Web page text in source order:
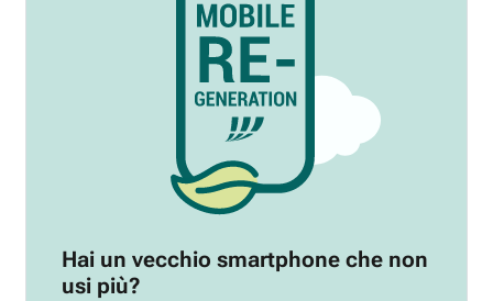
Hai un vecchio smartphone che non
usi più?